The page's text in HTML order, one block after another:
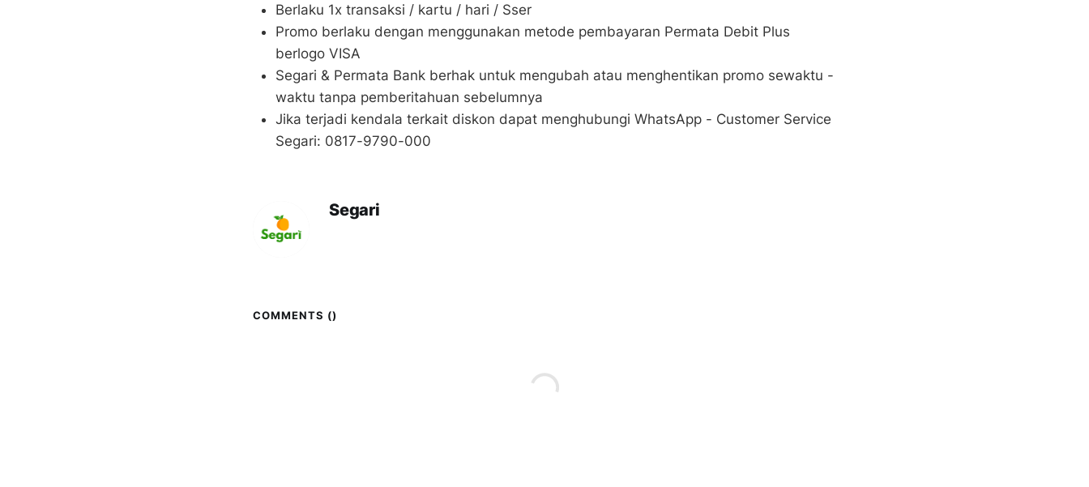
Berlaku 1x transaksi / kartu / hari / Sser
Promo berlaku dengan menggunakan metode pembayaran Permata Debit Plus
berlogo VISA
Segari & Permata Bank berhak untuk mengubah atau menghentikan promo sewaktu -
waktu tanpa pemberitahuan sebelumnya
Jika terjadi kendala terkait diskon dapat menghubungi WhatsApp - Customer Service
Segari: 0817-9790-000
Segari
COMMENTS ()